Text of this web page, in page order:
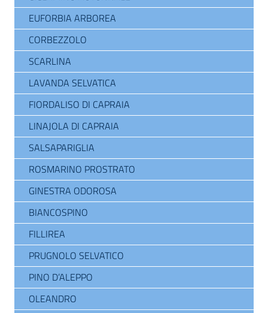
EUFORBIA ARBOREA
CORBEZZOLO
SCARLINA
LAVANDA SELVATICA
FIORDALISO DI CAPRAIA
LINAJOLA DI CAPRAIA
SALSAPARIGLIA
ROSMARINO PROSTRATO
GINESTRA ODOROSA
BIANCOSPINO
FILLIREA
PRUGNOLO SELVATICO
PINO D’ALEPPO
OLEANDRO